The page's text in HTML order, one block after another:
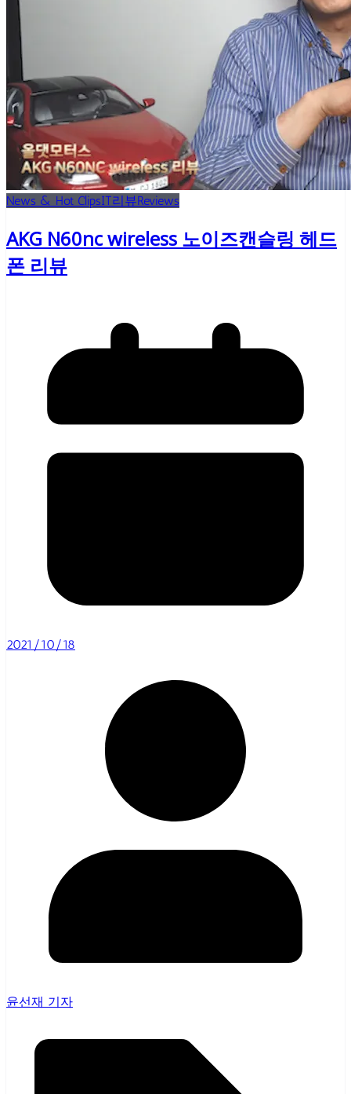
News & Hot ClipsIT리뷰Reviews
AKG N60nc wireless 노이즈캔슬링 헤드
폰 리뷰
2021/10/18
윤선재 기자